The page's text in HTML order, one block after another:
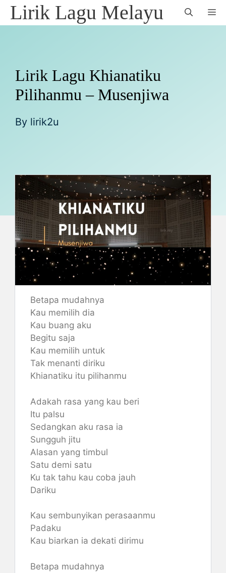
SkipLirik Lagu Melayu
Lirik Lagu Khianatiku
Pilihanmu – Musenjiwa
By lirik2u
Betapa mudahnya
Kau memilih dia
Kau buang aku
Begitu saja
Kau memilih untuk
Tak menanti diriku
Khianatiku itu pilihanmu
Adakah rasa yang kau beri
Itu palsu
Sedangkan aku rasa ia
Sungguh jitu
Alasan yang timbul
Satu demi satu
Ku tak tahu kau coba jauh
Dariku
Kau sembunyikan perasaanmu
Padaku
Kau biarkan ia dekati dirimu
Betapa mudahnya